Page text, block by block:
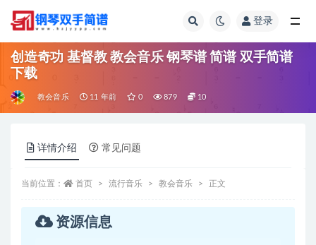
登录
创造奇功 基督教 教会音乐 钢琴谱 简谱 双手简谱
下载
教会音乐 11 年前 0 879 10
详情介绍 常见问题
当前位置： 首页 流行音乐 教会音乐 正文
资源信息